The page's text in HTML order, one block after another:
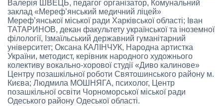
Валерія ШВЕЦЬ, педагог організатор, Комунальний
заклад «Мереф’янський медичний ліцей»
Мереф’янської міської ради Харківської області; Іван
ТАТАРИНОВ, декан факультету української та іноземної
філології, Ізмаїльський державний гуманітарний
університет; Оксана КАЛІНЧУК, Народна артистка
України, методист, керівник народного художнього
колективу вокально-хорової студії «Диво калинове»
Центру позашкільної роботи Святошинського району м.
Києва; Людмила МОШНЯГА, психолог, Центр
позашкільної освіти Чорноморської міської ради
Одеського району Одеської області.